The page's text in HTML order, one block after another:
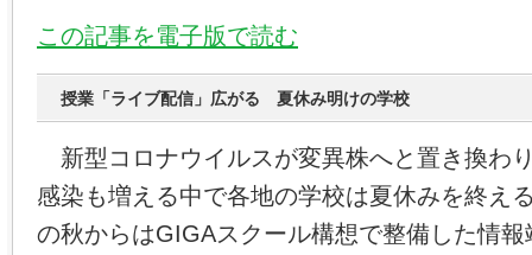
この記事を電子版で読む
授業「ライブ配信」広がる 夏休み明けの学校
新型コロナウイルスが変異株へと置き換わ
感染も増える中で各地の学校は夏休みを終え
の秋からはGIGAスクール構想で整備した情